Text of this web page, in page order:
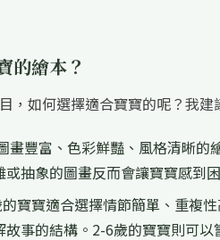
的繪本？
，如何選擇適合寶寶的呢？我建
畫豐富、色彩鮮豔、風格清晰
抽象的圖畫反而會讓寶寶感到
寶寶適合選擇情節簡單、重複
故事的結構。2-6歲的寶寶則可